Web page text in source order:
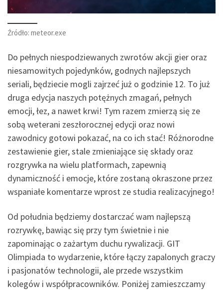
Źródło: meteor.exe
Do pełnych niespodziewanych zwrotów akcji gier oraz
niesamowitych pojedynków, godnych najlepszych
seriali, będziecie mogli zajrzeć już o godzinie 12. To już
druga edycja naszych potężnych zmagań, pełnych
emocji, łez, a nawet krwi! Tym razem zmierzą się ze
sobą weterani zeszłorocznej edycji oraz nowi
zawodnicy gotowi pokazać, na co ich stać! Różnorodne
zestawienie gier, stale zmieniające się składy oraz
rozgrywka na wielu platformach, zapewnią
dynamiczność i emocje, które zostaną okraszone przez
wspaniałe komentarze wprost ze studia realizacyjnego!
Od południa będziemy dostarczać wam najlepszą
rozrywkę, bawiąc się przy tym świetnie i nie
zapominając o zażartym duchu rywalizacji. GIT
Olimpiada to wydarzenie, które łączy zapalonych graczy
i pasjonatów technologii, ale przede wszystkim
kolegów i współpracowników. Poniżej zamieszczamy